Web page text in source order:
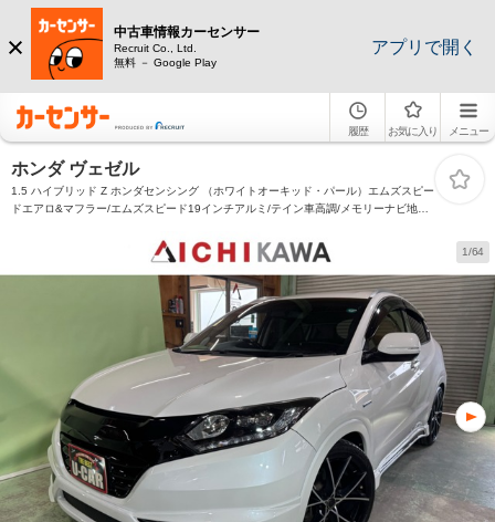
中古車情報カーセンサー
Recruit Co., Ltd.
無料 － Google Play
アプリで開く
履歴 お気に入り メニュー
ホンダ ヴェゼル
1.5 ハイブリッド Z ホンダセンシング （ホワイトオーキッド・パール）エムズスピー
ドエアロ&マフラー/エムズスピード19インチアルミ/テイン車高調/メモリーナビ地デ
1/64